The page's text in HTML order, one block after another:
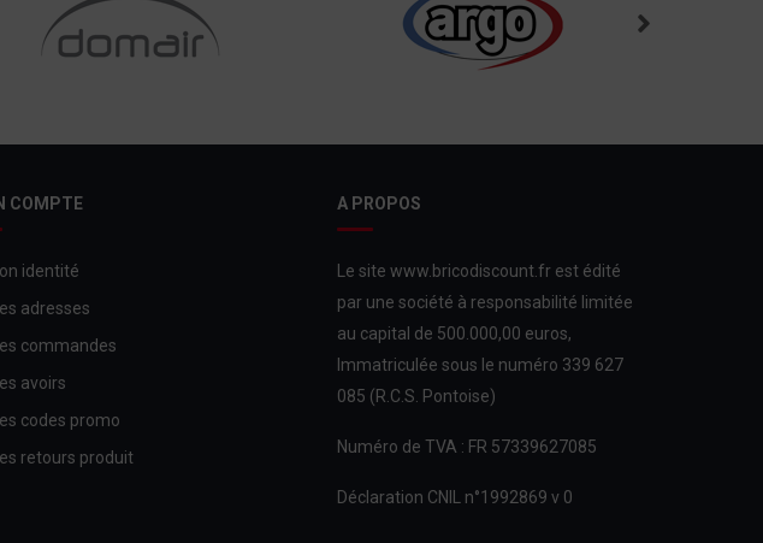
COMPTE
identité
adresses
commandes
avoirs
codes promo
retours produit
A PROPOS
Le site www.bricodiscount.fr est édité
par une société à responsabilité limitée
au capital de 500.000,00 euros,
Immatriculée sous le numéro 339 627
085 (R.C.S. Pontoise)
Numéro de TVA : FR 57339627085
Déclaration CNIL n°1992869 v 0